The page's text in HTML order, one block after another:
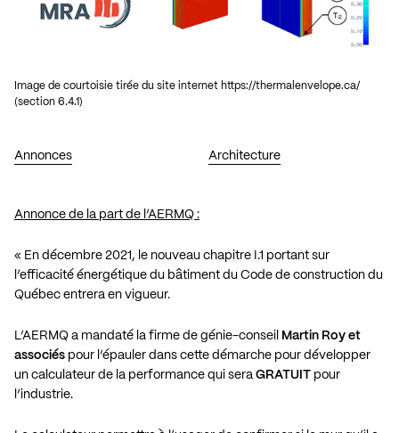
Annonces Architecture
Image de courtoisie tirée du site internet https://thermalenvelope.ca/
(section 6.4.1)
Annonce de la part de l’AERMQ :
« En décembre 2021, le nouveau chapitre I.1 portant sur
l’efficacité énergétique du bâtiment du Code de construction du
Québec entrera en vigueur.
L’AERMQ a mandaté la firme de génie-conseil Martin Roy et
associés pour l’épauler dans cette démarche pour développer
un calculateur de la performance qui sera GRATUIT pour
l’industrie.